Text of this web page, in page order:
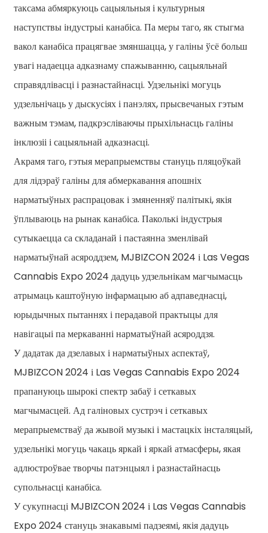
таксама абмяркуюць сацыяльныя і культурныя
наступствы індустрыі канабіса. Па меры таго, як стыгма
вакол канабіса працягвае змяншацца, у галіны ўсё больш
увагі надаецца адказнаму спажыванню, сацыяльнай
справядлівасці і разнастайнасці. Удзельнікі могуць
удзельнічаць у дыскусіях і панэлях, прысвечаных гэтым
важным тэмам, падкрэсліваючы прыхільнасць галіны
інклюзіі і сацыяльнай адказнасці.
Акрамя таго, гэтыя мерапрыемствы стануць пляцоўкай
для лідэраў галіны для абмеркавання апошніх
нарматыўных распрацовак і змяненняў палітыкі, якія
ўплываюць на рынак канабіса. Паколькі індустрыя
сутыкаецца са складанай і пастаянна зменлівай
нарматыўнай асяроддзем, MJBIZCON 2024 і Las Vegas
Cannabis Expo 2024 дадуць удзельнікам магчымасць
атрымаць каштоўную інфармацыю аб адпаведнасці,
юрыдычных пытаннях і перадавой практыцы для
навігацыі па меркаванні нарматыўнай асяроддзя.
У дадатак да дзелавых і нарматыўных аспектаў,
MJBIZCON 2024 і Las Vegas Cannabis Expo 2024
прапануюць шырокі спектр забаў і сеткавых
магчымасцей. Ад галіновых сустрэч і сеткавых
мерапрыемстваў да жывой музыкі і мастацкіх інсталяцый,
удзельнікі могуць чакаць яркай і яркай атмасферы, якая
адлюстроўвае творчы патэнцыял і разнастайнасць
супольнасці канабіса.
У сукупнасці MJBIZCON 2024 і Las Vegas Cannabis
Expo 2024 стануць знакавымі падзеямі, якія дадуць